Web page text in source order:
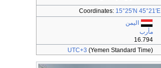
Coordinates: 15°25′N 45°21′E
اليمن
مأرب
16.794
UTC+3 (Yemen Standard Time)